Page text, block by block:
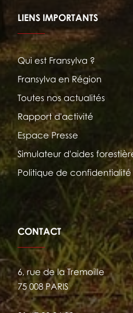
LIENS IMPORTANTS
Qui est Fransylva ?
Fransylva en Région
Toutes nos actualités
Rapport d'activité
Espace Presse
Simulateur d'aides
Politique de confidentialité
CONTACT
6, rue de la Tremoille
75 008 PARIS